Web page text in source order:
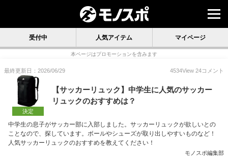
受付中 人気アイテム マイページ
本ページはプロモーションを含みます
最終更新日：2026/06/29 4534View 24コメント
決定
【サッカーリュック】中学生に人気のサッカー
リュックのおすすめは？
中学生の息子がサッカー部に入部しました。サッカーリュックが欲しいとの
ことなので、探しています。ボールやシューズが取り出しやすいものなど！
人気サッカーリュックのおすすめを教えてください！
モノスポ編集部